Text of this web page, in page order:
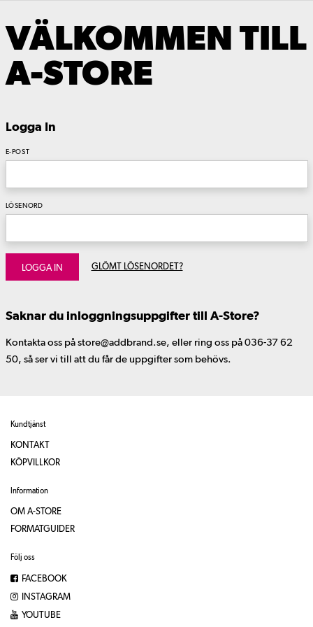
VÄLKOMMEN TILL
A-STORE
Logga In
E-POST
LÖSENORD
LOGGA IN GLÖMT LÖSENORDET?
Saknar du inloggningsuppgifter till A-Store?
Kontakta oss på store@addbrand.se, eller ring oss på 036-37 62
50, så ser vi till att du får de uppgifter som behövs.
Kundtjänst
KONTAKT
KÖPVILLKOR
Information
OM A-STORE
FORMATGUIDER
Följ oss
FACEBOOK
INSTAGRAM
YOUTUBE